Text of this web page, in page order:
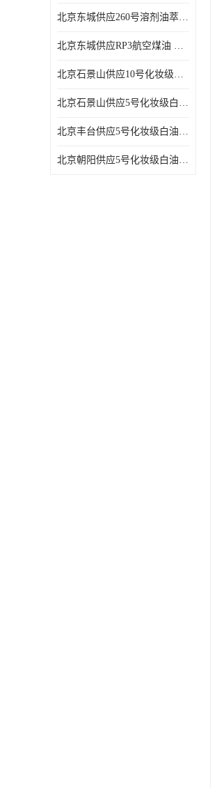
北京东城供应260号溶剂油萃取溶剂油金属萃取剂
北京东城供应RP3航空煤油 高含量国标工业级航空煤油燃料油 无色透明
北京石景山供应10号化妆级白油高精密机械润滑油
北京石景山供应5号化妆级白油缝纫机油 设备润滑油
北京丰台供应5号化妆级白油纤维与织物柔软光亮
北京朝阳供应5号化妆级白油纺织时的润滑剂